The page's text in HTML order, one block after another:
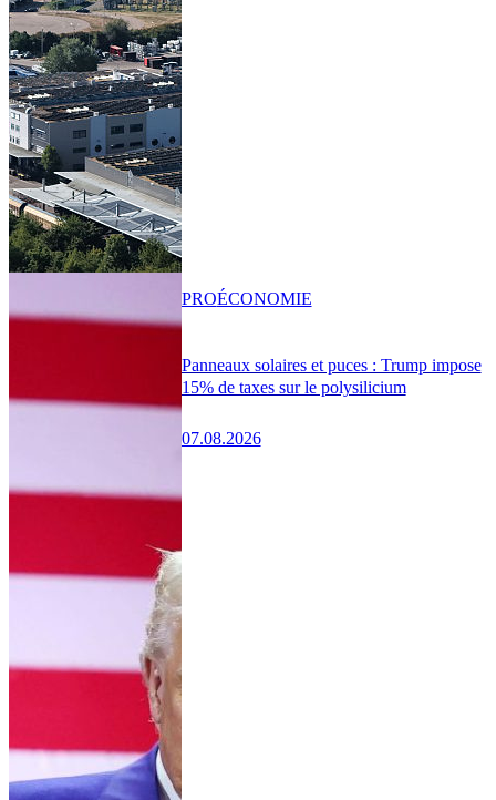
Panneaux solaires et puces : Trump impose
15% de taxes sur le polysilicium
07.08.2026
PROÉCONOMIE